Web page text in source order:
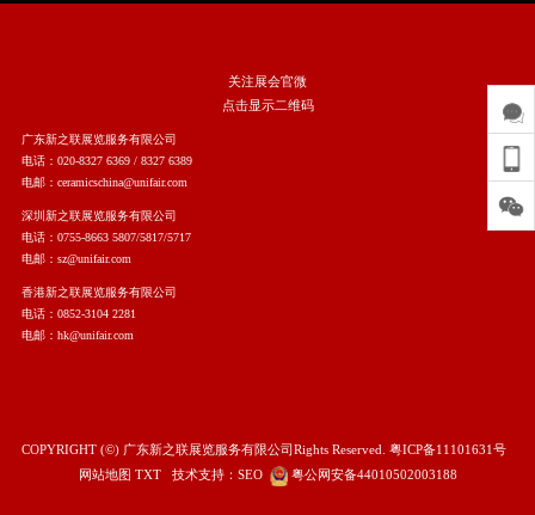
关注展会官微
点击显示二维码
广东新之联展览服务有限公司
电话：020-8327 6369 / 8327 6389
电邮：ceramicschina@unifair.com
深圳新之联展览服务有限公司
电话：0755-8663 5807/5817/5717
电邮：sz@unifair.com
香港新之联展览服务有限公司
电话：0852-3104 2281
电邮：hk@unifair.com
COPYRIGHT (©) 广东新之联展览服务有限公司Rights Reserved. 粤ICP备11101631号
网站地图 TXT技术支持： SEO 粤公网安备44010502003188